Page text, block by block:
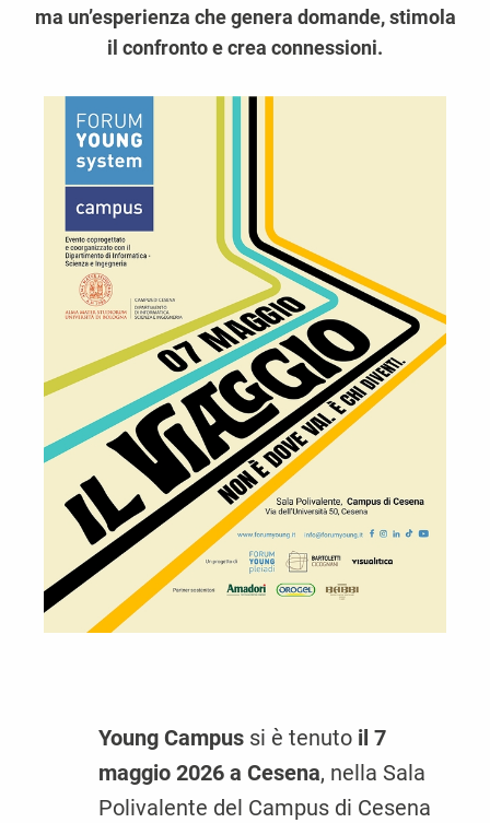
ma un’esperienza che genera domande, stimola
il confronto e crea connessioni.
Young Campus si è tenuto il 7
maggio 2026 a Cesena, nella Sala
Polivalente del Campus di Cesena